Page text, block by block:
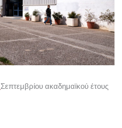
Σεπτεμβρίου ακαδημαϊκού έτους